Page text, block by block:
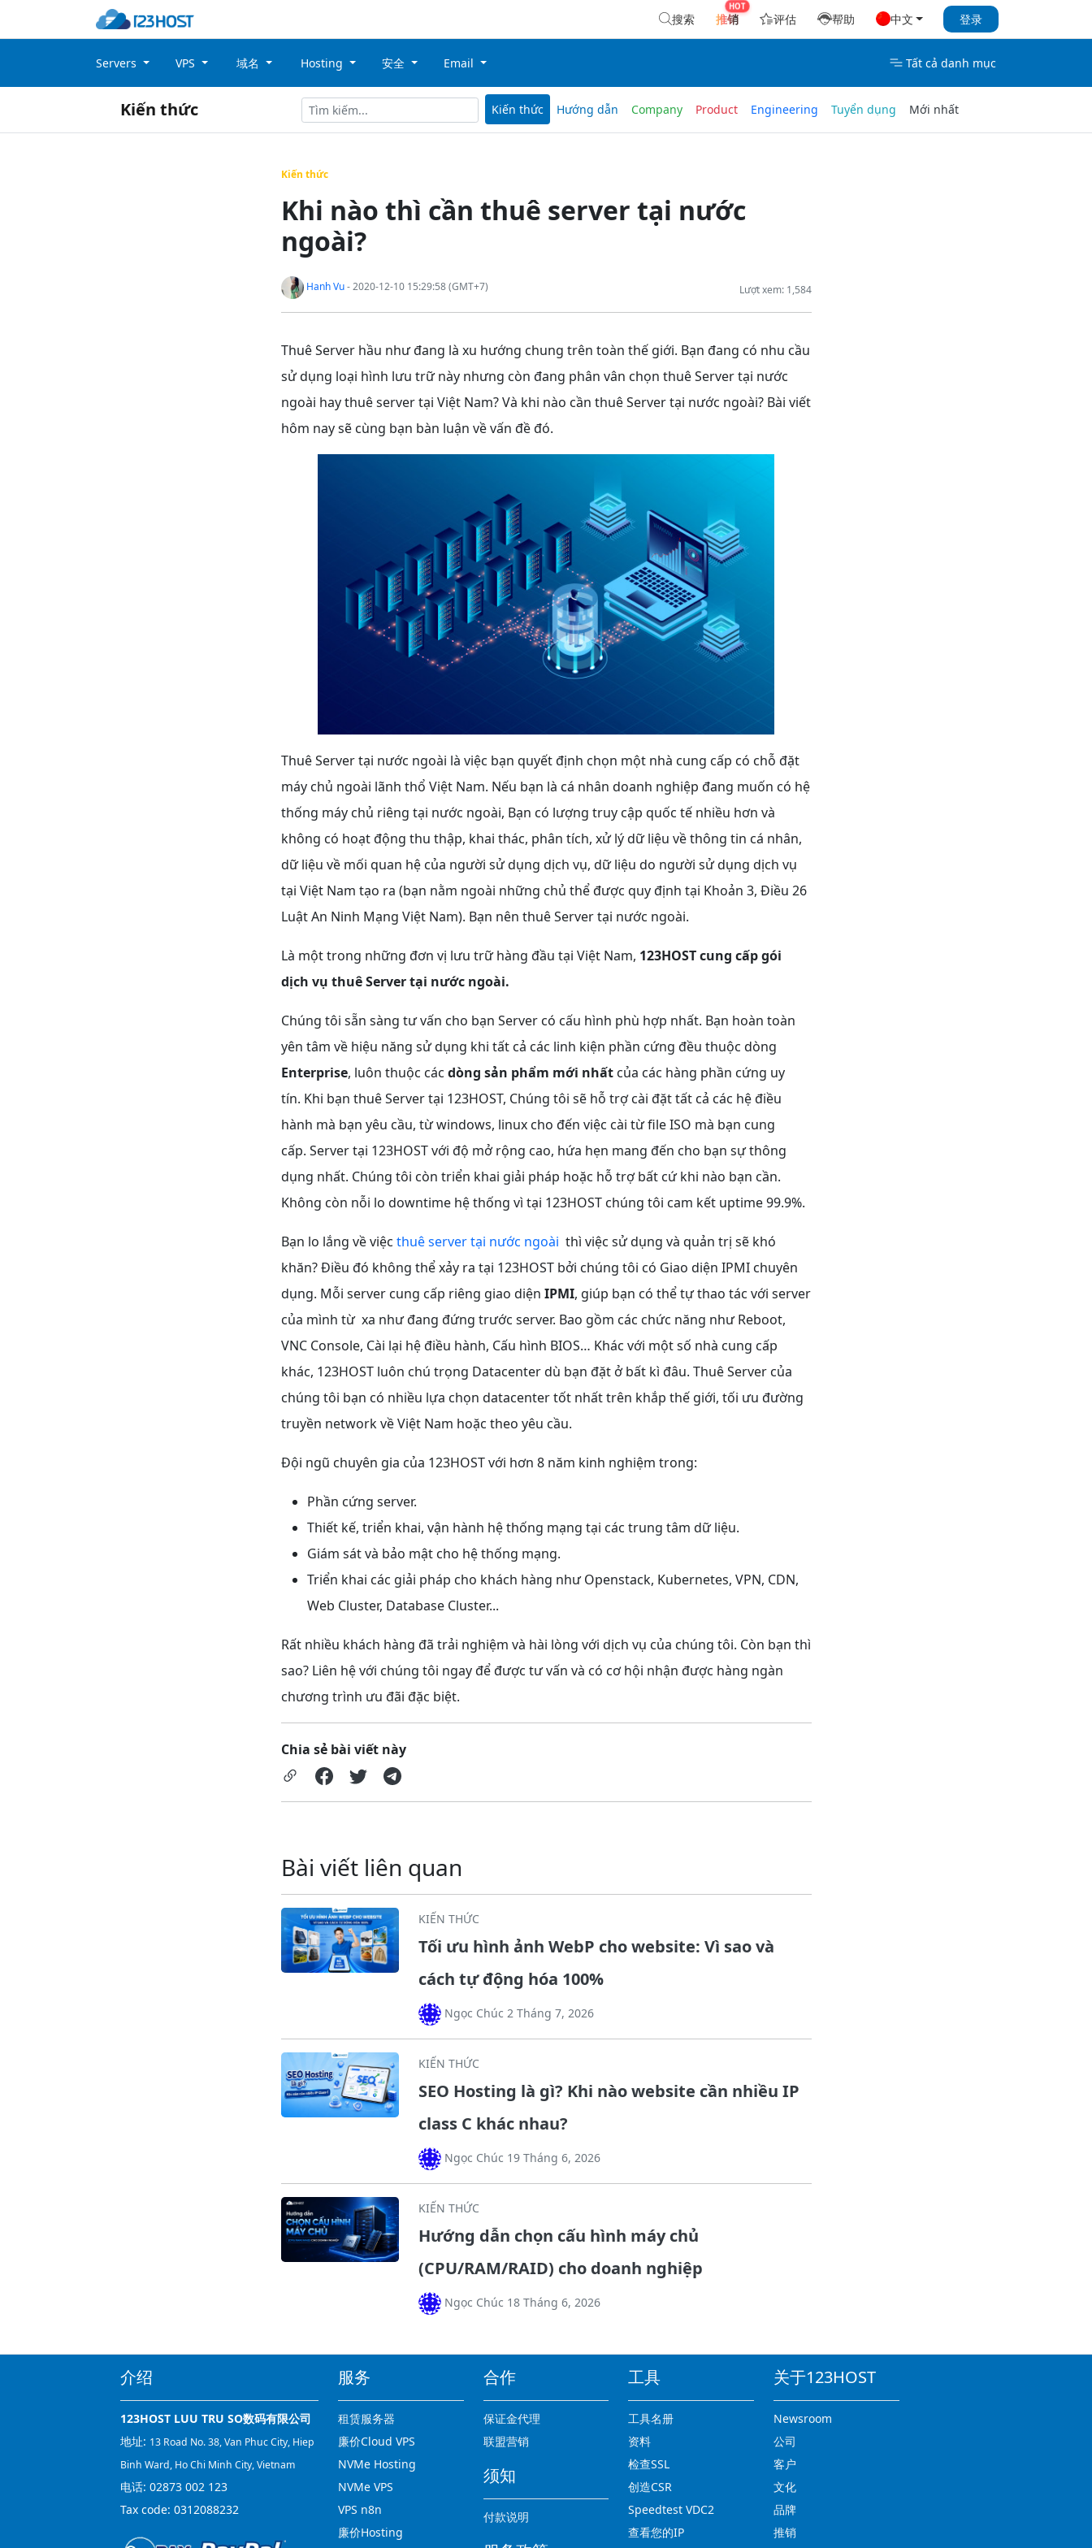
搜索 推销 评估 帮助 中文 登录
Servers VPS 域名 Hosting 安全 Email Tất cả danh mục
Kiến thức Kiến thức Hướng dẫn Company Product Engineering Tuyển dụng Mới nhất
Kiến thức
Khi nào thì cần thuê server tại nước
ngoài?
Lượt xem: 1,584
Hanh Vu- 2020-12-10 15:29:58 (GMT+7)
Thuê Server hầu như đang là xu hướng chung trên toàn thế giới. Bạn đang có nhu cầu
sử dụng loại hình lưu trữ này nhưng còn đang phân vân chọn thuê Server tại nước
ngoài hay thuê server tại Việt Nam? Và khi nào cần thuê Server tại nước ngoài? Bài viết
hôm nay sẽ cùng bạn bàn luận về vấn đề đó.
Thuê Server tại nước ngoài là việc bạn quyết định chọn một nhà cung cấp có chỗ đặt
máy chủ ngoài lãnh thổ Việt Nam. Nếu bạn là cá nhân doanh nghiệp đang muốn có hệ
thống máy chủ riêng tại nước ngoài, Bạn có lượng truy cập quốc tế nhiều hơn và
không có hoạt động thu thập, khai thác, phân tích, xử lý dữ liệu về thông tin cá nhân,
dữ liệu về mối quan hệ của người sử dụng dịch vụ, dữ liệu do người sử dụng dịch vụ
tại Việt Nam tạo ra (bạn nằm ngoài những chủ thể được quy định tại Khoản 3, Điều 26
Luật An Ninh Mạng Việt Nam). Bạn nên thuê Server tại nước ngoài.
Là một trong những đơn vị lưu trữ hàng đầu tại Việt Nam, 123HOST cung cấp gói
dịch vụ thuê Server tại nước ngoài.
Chúng tôi sẵn sàng tư vấn cho bạn Server có cấu hình phù hợp nhất. Bạn hoàn toàn
yên tâm về hiệu năng sử dụng khi tất cả các linh kiện phần cứng đều thuộc dòng
Enterprise, luôn thuộc các dòng sản phẩm mới nhấtcủa các hàng phần cứng uy
tín. Khi bạn thuê Server tại 123HOST, Chúng tôi sẽ hỗ trợ cài đặt tất cả các hệ điều
hành mà bạn yêu cầu, từ windows, linux cho đến việc cài từ file ISO mà bạn cung
cấp. Server tại 123HOST với độ mở rộng cao, hứa hẹn mang đến cho bạn sự thông
dụng nhất. Chúng tôi còn triển khai giải pháp hoặc hỗ trợ bất cứ khi nào bạn cần.
Không còn nỗi lo downtime hệ thống vì tại 123HOST chúng tôi cam kết uptime 99.9%.
Bạn lo lắng về việc thuê server tại nước ngoài thì việc sử dụng và quản trị sẽ khó
khăn? Điều đó không thể xảy ra tại 123HOST bởi chúng tôi có Giao diện IPMI chuyên
dụng. Mỗi server cung cấp riêng giao diện IPMI, giúp bạn có thể tự thao tác với server
của mình từ xa như đang đứng trước server. Bao gồm các chức năng như Reboot,
VNC Console, Cài lại hệ điều hành, Cấu hình BIOS… Khác với một số nhà cung cấp
khác, 123HOST luôn chú trọng Datacenter dù bạn đặt ở bất kì đâu. Thuê Server của
chúng tôi bạn có nhiều lựa chọn datacenter tốt nhất trên khắp thế giới, tối ưu đường
truyền network về Việt Nam hoặc theo yêu cầu.
Đội ngũ chuyên gia của 123HOST với hơn 8 năm kinh nghiệm trong:
Phần cứng server.
Thiết kế, triển khai, vận hành hệ thống mạng tại các trung tâm dữ liệu.
Giám sát và bảo mật cho hệ thống mạng.
Triển khai các giải pháp cho khách hàng như Openstack, Kubernetes, VPN, CDN,
Web Cluster, Database Cluster...
Rất nhiều khách hàng đã trải nghiệm và hài lòng với dịch vụ của chúng tôi. Còn bạn thì
sao? Liên hệ với chúng tôi ngay để được tư vấn và có cơ hội nhận được hàng ngàn
chương trình ưu đãi đặc biệt.
Chia sẻ bài viết này
Bài viết liên quan
KIẾN THỨC
Tối ưu hình ảnh WebP cho website: Vì sao và
cách tự động hóa 100%
Ngọc Chúc 2 Tháng 7, 2026
KIẾN THỨC
SEO Hosting là gì? Khi nào website cần nhiều IP
class C khác nhau?
Ngọc Chúc 19 Tháng 6, 2026
KIẾN THỨC
Hướng dẫn chọn cấu hình máy chủ
(CPU/RAM/RAID) cho doanh nghiệp
Ngọc Chúc 18 Tháng 6, 2026
介绍
123HOST LUU TRU SO数码有限公司
地址: 13 Road No. 38, Van Phuc City, Hiep
Binh Ward, Ho Chi Minh City, Vietnam
电话: 02873 002 123
Tax code: 0312088232
服务
租赁服务器
廉价Cloud VPS
NVMe Hosting
NVMe VPS
VPS n8n
廉价Hosting
合作
保证金代理
联盟营销
须知
付款说明
工具
工具名册
资料
检查SSL
创造CSR
Speedtest VDC2
查看您的IP
关于123HOST
Newsroom
公司
客户
文化
品牌
推销